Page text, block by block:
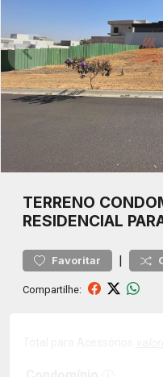
TERRENO
RESIDENCIAL
Favoritar |
Compartilhe: